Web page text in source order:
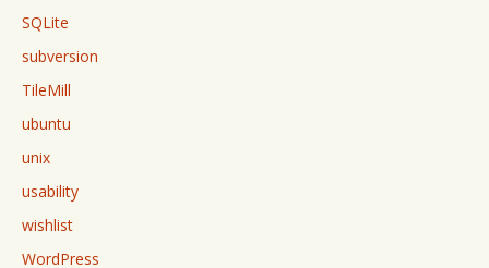
SQLite
subversion
TileMill
ubuntu
unix
usability
wishlist
WordPress